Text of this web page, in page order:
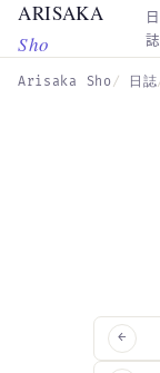
Skip to main content
ARISAKA
Sho
日
誌
Arisaka Sho 日誌
←